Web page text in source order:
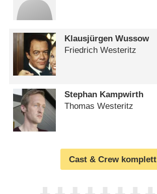
Klausjürgen Wussow
Friedrich Westeritz
Stephan Kampwirth
Thomas Westeritz
Cast & Crew komplett